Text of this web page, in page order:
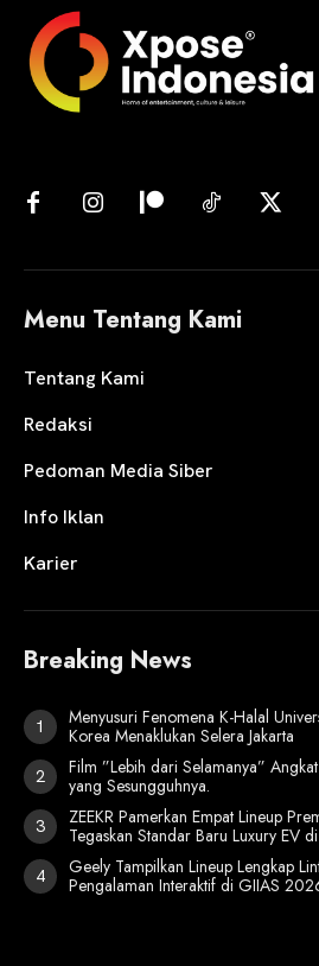
Menu Tentang Kami
Tentang Kami
Redaksi
Pedoman Media Siber
Info Iklan
Karier
Breaking News
Menyusuri Fenomena K-Halal
Korea Menaklukan Selera Jakarta
Film ”Lebih dari Selamanya”
yang Sesungguhnya.
ZEEKR Pamerkan Empat Lineup
Tegaskan Standar Baru Luxury EV
Geely Tampilkan Lineup Lengkap
Pengalaman Interaktif di GIIAS